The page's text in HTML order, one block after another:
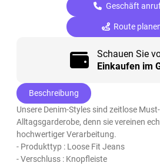
Geschäft
Route
Schauen Sie
Einkaufen im
Beschreibung
Unsere Denim-Styles sind zeitlose
Alltagsgarderobe, denn sie vereinen
hochwertiger Verarbeitung.
- Produkttyp : Loose Fit Jeans
- Verschluss : Knopfleiste